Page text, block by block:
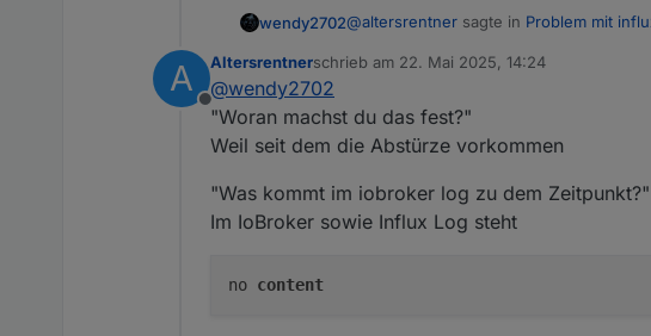
wendy2702@altersrentner sagte in Problem mit
weil sich Proxmox aufhängt.
Woran machst du das fest?
Im Proxmox log gibt es bestimmt auch
A
Offline
Altersrentnerschrieb am 22. Mai 2025, 14:24
zuletzt editiert von
@wendy2702
"Woran machst du das fest?"
Weil seit dem die Abstürze vorkommen
"Was kommt im iobroker log zu dem Zeitpunkt?"
Im IoBroker sowie Influx Log steht
no content